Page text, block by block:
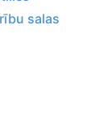
salas